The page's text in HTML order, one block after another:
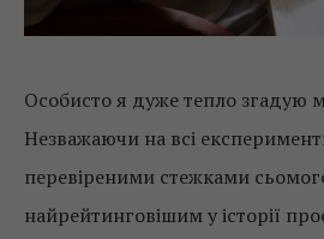
Особисто я дуже тепло згадую
Незважаючи на всі
перевіреними стежками
найрейтинговішим у історії